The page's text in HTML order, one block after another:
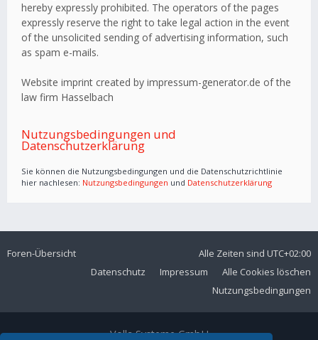
hereby expressly prohibited. The operators of the pages
expressly reserve the right to take legal action in the event
of the unsolicited sending of advertising information, such
as spam e-mails.
Website imprint created by impressum-generator.de of the
law firm Hasselbach
Nutzungsbedingungen und
Datenschutzerklärung
Sie können die Nutzungsbedingungen und die Datenschutzrichtlinie
hier nachlesen: Nutzungsbedingungen und Datenschutzerklärung
Foren-Übersicht Alle Zeiten sind UTC+02:00
Alle Cookies löschen
Impressum
Datenschutz
Nutzungsbedingungen
Volla Systeme GmbH